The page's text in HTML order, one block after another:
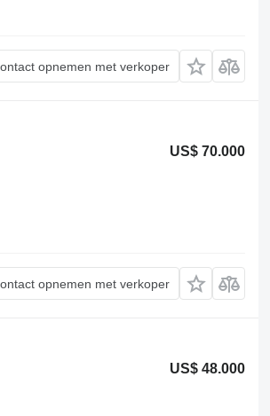
opnemen met verkoper
US$ 70.000
opnemen met verkoper
US$ 48.000